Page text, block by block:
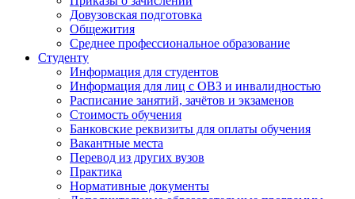
Довузовская подготовка
Общежития
Среднее профессиональное образование
Студенту
Информация для студентов
Информация для лиц с ОВЗ и инвалидностью
Расписание занятий, зачётов и экзаменов
Стоимость обучения
Банковские реквизиты для оплаты обучения
Вакантные места
Перевод из других вузов
Практика
Нормативные документы